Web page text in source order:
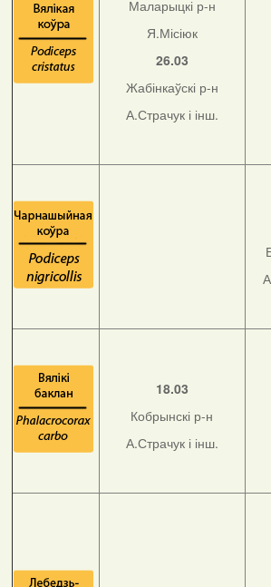
Маларыцкі р-н
Я.Місіюк
26.03
Жабінкаўскі р-н
А.Страчук і інш.
18.03
Кобрынскі р-н
А.Страчук і інш.